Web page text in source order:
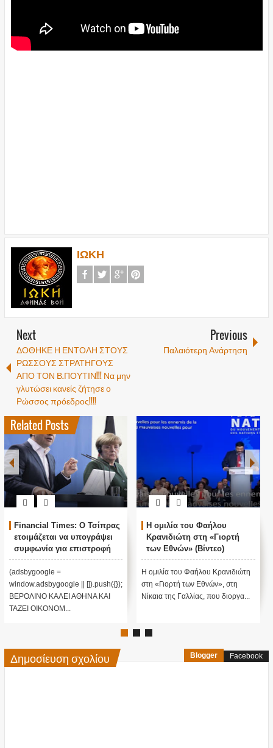
ΙΩΚΗ
Next
ΔΟΘΗΚΕ Η ΕΝΤΟΛΗ ΣΤΟΥΣ
ΡΩΣΣΟΥΣ ΣΤΡΑΤΗΓΟΥΣ
ΑΠΟ ΤΟΝ Β.ΠΟΥΤΙΝ!!! Να μην
γλυτώσει κανείς ζήτησε ο
Ρώσσος πρόεδρος!!!!
Previous
Παλαιότερη Ανάρτηση
Related Posts
Financial Times: Ο Τσίπρας
ετοιμάζεται να υπογράψει
συμφωνία για επιστροφή
μεταναστών
(adsbygoogle =
window.adsbygoogle || []).push({});
ΒΕΡΟΛΙΝΟ ΚΑΛΕΙ ΑΘΗΝΑ ΚΑΙ
ΤΑΖΕΙ ΟΙΚΟΝΟΜ...
Η ομιλία του Φαήλου
Κρανιδιώτη στη «Γιορτή
των Εθνών» (Βίντεο)
H ομιλία του Φαήλου Κρανιδιώτη
στη «Γιορτή των Εθνών», στη
Νίκαια της Γαλλίας, που διοργα...
Δημοσίευση σχολίου Blogger Facebook